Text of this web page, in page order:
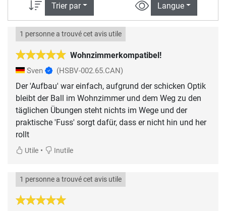
Trier par Langue
Wohnzimmerkompatibel!
1 personne a trouvé cet avis utile
Sven (HSBV-002.65.CAN)
Der 'Aufbau' war einfach, aufgrund der schicken Optik
bleibt der Ball im Wohnzimmer und dem Weg zu den
täglichen Übungen steht nichts im Wege und der
praktische 'Fuss' sorgt dafür, dass er nicht hin und her
rollt
Utile • Inutile
1 personne a trouvé cet avis utile